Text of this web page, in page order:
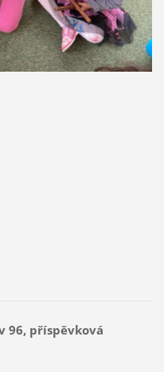
96, příspěvková